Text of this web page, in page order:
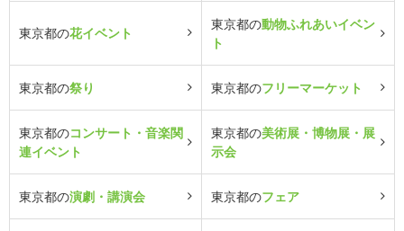
東京都の花イベント
東京都の動物ふれあいイベン
ト
東京都の祭り 東京都のフリーマーケット
東京都のコンサート・音楽関
連イベント
東京都の美術展・博物展・展
示会
東京都の演劇・講演会 東京都のフェア